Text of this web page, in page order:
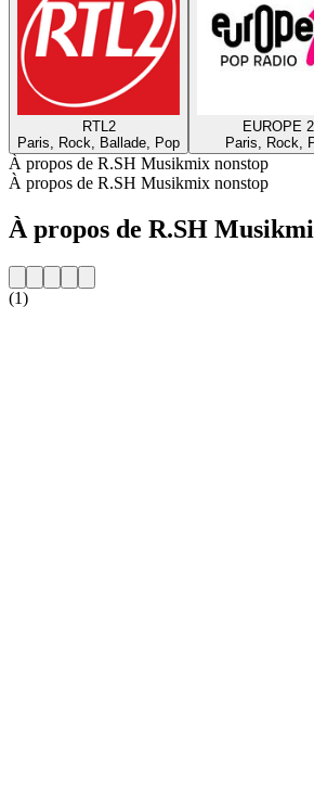
RTL2
Paris, Rock, Ballade, Pop
EUROPE 2
Paris, Rock,
À propos de R.SH Musikmix nonstop
À propos de R.SH Musikmix nonstop
À propos de R.SH
(1)